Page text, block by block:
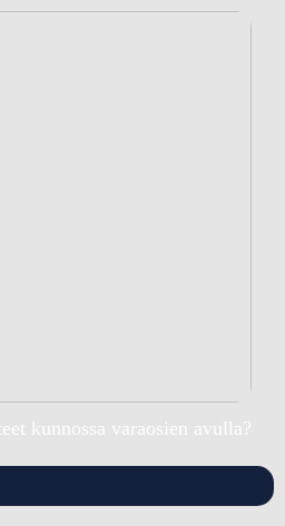
kunnossa varaosien avulla?